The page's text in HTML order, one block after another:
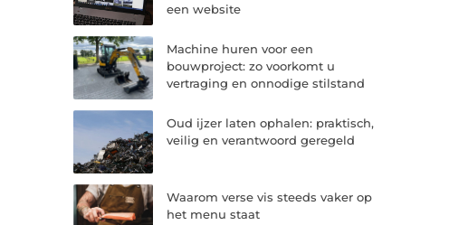
een website
Machine huren voor een
bouwproject: zo voorkomt u
vertraging en onnodige stilstand
Oud ijzer laten ophalen: praktisch,
veilig en verantwoord geregeld
Waarom verse vis steeds vaker op
het menu staat